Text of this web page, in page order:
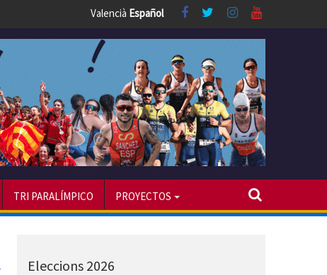
Valencià Español
TRI PARALÍMPICO PROYECTOS
Eleccions 2026